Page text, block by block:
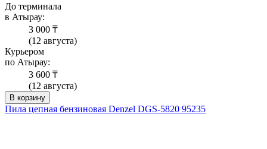
До терминала
в Атырау:
3 000 ₸
(12 августа)
Курьером
по Атырау:
3 600 ₸
(12 августа)
В корзину
Пила цепная бензиновая Denzel DGS-5820 95235